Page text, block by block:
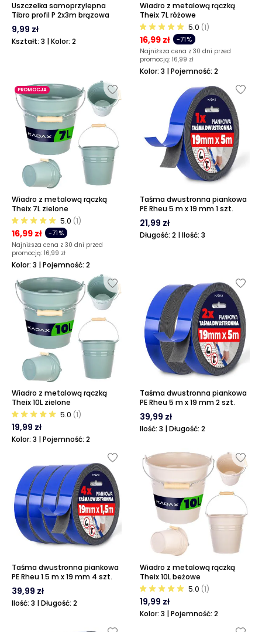
Uszczelka samoprzylepna
Tibro profil P 2x3m brązowa
9,99 zł
Kształt: 3 | Kolor: 2
Wiadro z metalową rączką
Theix 7L różowe
5.0 (1)
16,99 zł -71%
Najniższa cena z 30 dni przed
promocją: 16,99 zł
Kolor: 3 | Pojemność: 2
PROMOCJA
Wiadro z metalową rączką
Theix 7L zielone
5.0 (1)
16,99 zł -71%
Najniższa cena z 30 dni przed
promocją: 16,99 zł
Kolor: 3 | Pojemność: 2
Taśma dwustronna piankowa
PE Rheu 5 m x 19 mm 1 szt.
21,99 zł
Długość: 2 | Ilość: 3
Wiadro z metalową rączką
Theix 10L zielone
5.0 (1)
19,99 zł
Kolor: 3 | Pojemność: 2
Taśma dwustronna piankowa
PE Rheu 5 m x 19 mm 2 szt.
39,99 zł
Ilość: 3 | Długość: 2
Taśma dwustronna piankowa
PE Rheu 1.5 m x 19 mm 4 szt.
39,99 zł
Ilość: 3 | Długość: 2
Wiadro z metalową rączką
Theix 10L beżowe
5.0 (1)
19,99 zł
Kolor: 3 | Pojemność: 2